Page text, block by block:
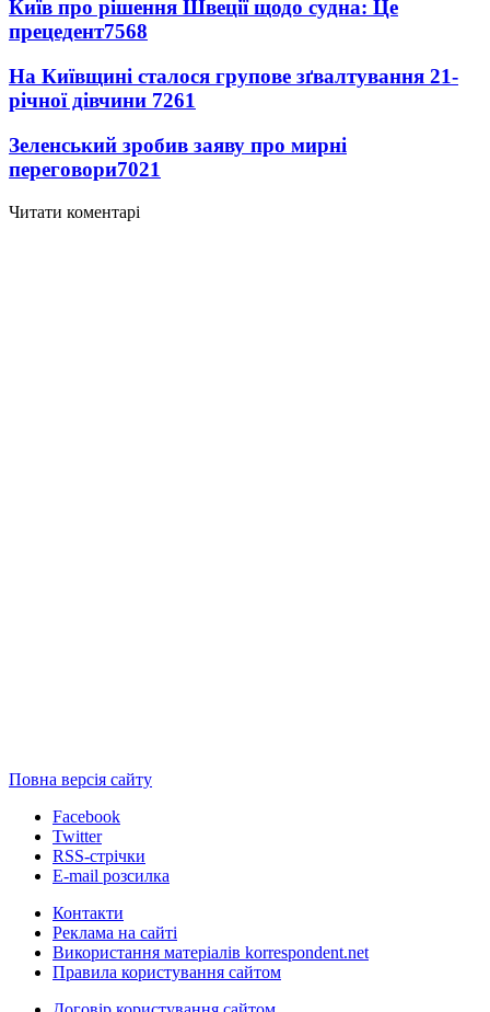
Київ про рішення Швеції щодо судна: Це
прецедент7568
На Київщині сталося групове зґвалтування 21-
річної дівчини 7261
Зеленський зробив заяву про мирні
переговори7021
Читати коментарі
Повна версія сайту
Facebook
Twitter
RSS-стрічки
E-mail розсилка
Контакти
Реклама на сайті
Використання матеріалів korrespondent.net
Правила користування сайтом